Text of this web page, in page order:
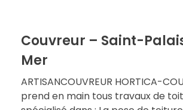
Couvreur – Saint-
Mer
ARTISANCOUVREUR HORTICA-
prend en main tous travaux de